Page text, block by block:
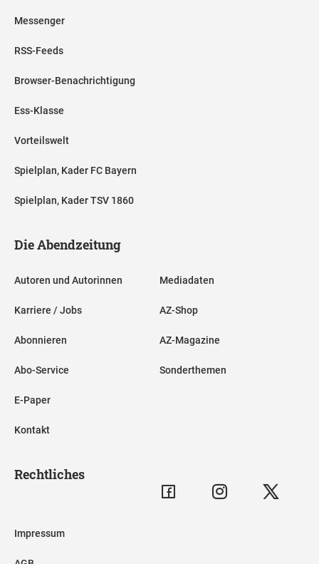
Messenger
RSS-Feeds
Browser-Benachrichtigung
Ess-Klasse
Vorteilswelt
Spielplan, Kader FC Bayern
Spielplan, Kader TSV 1860
Die Abendzeitung
Autoren und Autorinnen
Karriere / Jobs
Abonnieren
Abo-Service
E-Paper
Kontakt
Mediadaten
AZ-Shop
AZ-Magazine
Sonderthemen
Rechtliches
Impressum